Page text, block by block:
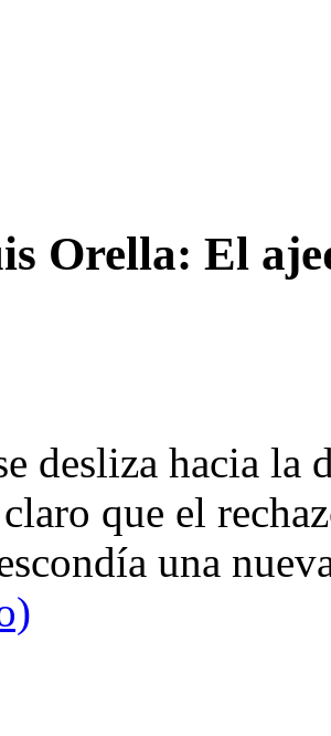
Orella: El
desliza hacia
que el
una